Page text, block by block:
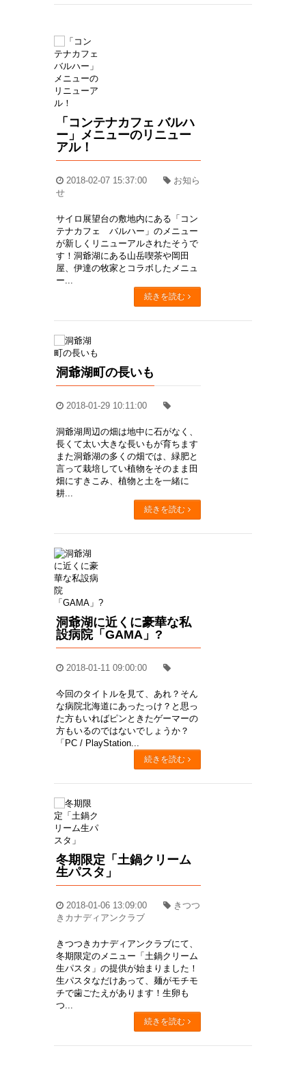
「コンテナカフェ バルハ
ー」メニューのリニュー
アル！
2018-02-07 15:37:00
お知ら
せ
サイロ展望台の敷地内にある「コン
テナカフェ バルハー」のメニュー
が新しくリニューアルされたそうで
す！洞爺湖にある山岳喫茶や岡田
屋、伊達の牧家とコラボしたメニュ
ー...
続きを読む
洞爺湖町の長いも
2018-01-29 10:11:00
洞爺湖周辺の畑は地中に石がなく、
長くて太い大きな長いもが育ちます
また洞爺湖の多くの畑では、緑肥と
言って栽培してい植物をそのまま田
畑にすきこみ、植物と土を一緒に
耕...
続きを読む
洞爺湖に近くに豪華な私
設病院「GAMA」?
2018-01-11 09:00:00
今回のタイトルを見て、あれ？そん
な病院北海道にあったっけ？と思っ
た方もいればピンときたゲーマーの
方もいるのではないでしょうか？
「PC / PlayStation...
続きを読む
冬期限定「土鍋クリーム
生パスタ」
2018-01-06 13:09:00
きつつ
きカナディアンクラブ
きつつきカナディアンクラブにて、
冬期限定のメニュー「土鍋クリーム
生パスタ」の提供が始まりました！
生パスタなだけあって、麺がモチモ
チで歯ごたえがあります！生卵も
つ...
続きを読む